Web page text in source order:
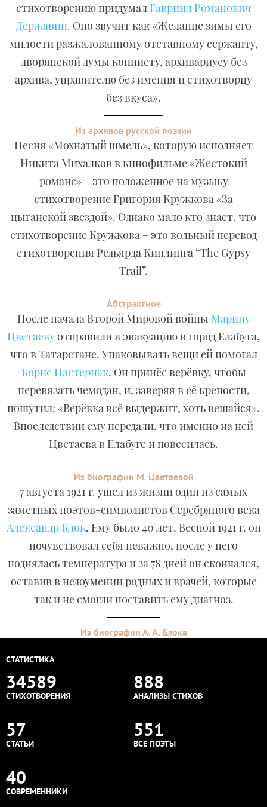
стихотворению придумал Гавриил Романович
Державин. Оно звучит как «Желание зимы его
милости разжалованному отставному сержанту,
дворянской думы копиисту, архивариусу без
архива, управителю без имения и стихотворцу
без вкуса».
Из архивов русской поэзии
Песня «Мохнатый шмель», которую исполняет
Никита Михалков в кинофильме «Жестокий
романс» – это положенное на музыку
стихотворение Григория Кружкова «За
цыганской звездой». Однако мало кто знает, что
стихотворение Кружкова – это вольный перевод
стихотворения Редьярда Киплинга “The Gypsy
Trail”.
Абстрактное
После начала Второй Мировой войны Марину
Цветаевуотправили в эвакуацию в город Елабуга,
что в Татарстане. Упаковывать вещи ей помогал
Борис Пастернак. Он принёс верёвку, чтобы
перевязать чемодан, и, заверяя в её крепости,
пошутил: «Верёвка всё выдержит, хоть вешайся».
Впоследствии ему передали, что именно на ней
Цветаева в Елабуге и повесилась.
Из биографии М. Цветаевой
7 августа 1921 г. ушел из жизни один из самых
заметных поэтов-символистов Серебряного века
Александр Блок. Ему было 40 лет. Весной 1921 г. он
почувствовал себя неважно, после у него
поднялась температура и за 78 дней он скончался,
оставив в недоумении родных и врачей, которые
так и не смогли поставить ему диагноз.
Из биографии А. А. Блока
СТАТИСТИКА
34589
СТИХОТВОРЕНИЯ
888
АНАЛИЗЫ СТИХОВ
57
СТАТЬИ
551
ВСЕ ПОЭТЫ
40
СОВРЕМЕННИКИ